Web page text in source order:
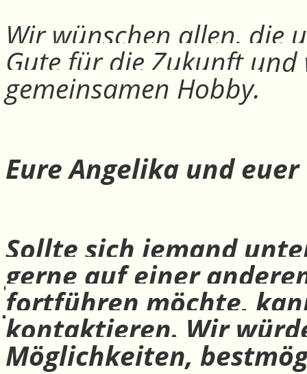
Wir wünschen allen, die
Gute für die Zukunft
gemeinsamen Hobby.
Eure Angelika und
Sollte sich jemand
gerne auf einer
fortführen möchte,
kontaktieren. Wir
Möglichkeiten,